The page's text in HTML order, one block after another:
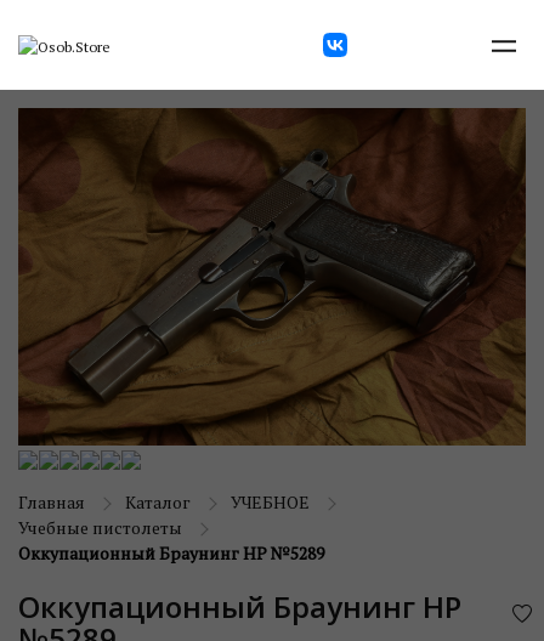
Главная Каталог
УЧЕБНОЕ
Учебные пистолеты
Оккупационный Браунинг HP №5289
Оккупационный Браунинг HP